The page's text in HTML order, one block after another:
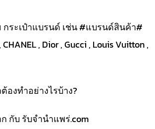
กระเป๋าแบรนด์ เช่น #แบรนด์สินค้า#
CHANEL , Dior , Gucci , Louis Vuitton ,
องทำอย่างไรบ้าง?
กับ รับจำนำแพร่.com